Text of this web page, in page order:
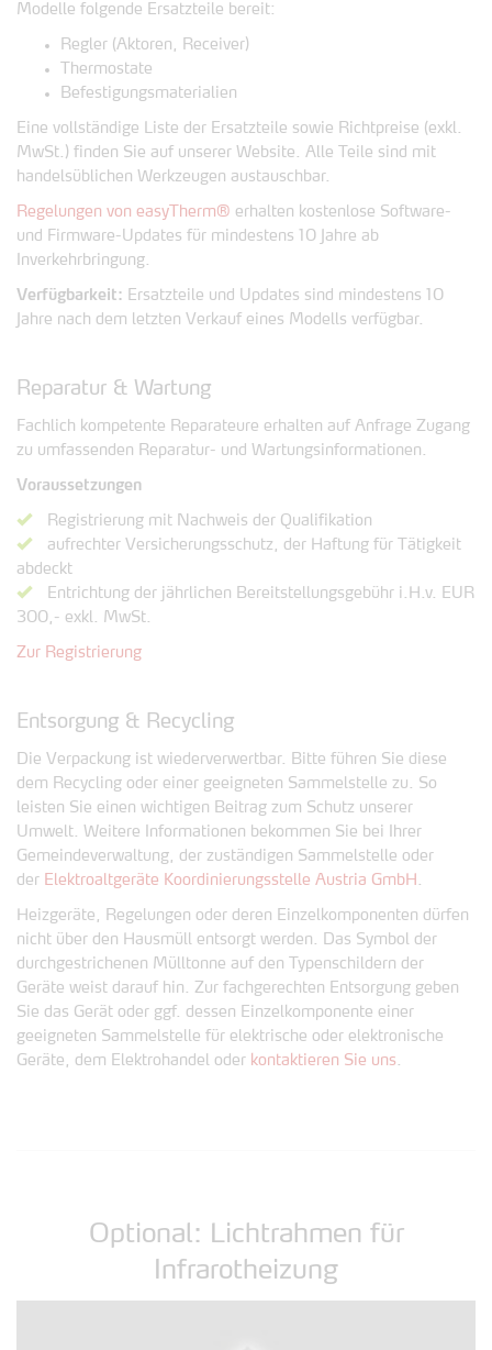
Modelle folgende Ersatzteile bereit:
Regler (Aktoren, Receiver)
Thermostate
Befestigungsmaterialien
Eine vollständige Liste der Ersatzteile sowie Richtpreise (exkl.
MwSt.) finden Sie auf unserer Website. Alle Teile sind mit
handelsüblichen Werkzeugen austauschbar.
Regelungen von easyTherm® erhalten kostenlose Software-
und Firmware-Updates für mindestens 10 Jahre ab
Inverkehrbringung.
Verfügbarkeit: Ersatzteile und Updates sind mindestens 10
Jahre nach dem letzten Verkauf eines Modells verfügbar.
Reparatur & Wartung
Fachlich kompetente Reparateure erhalten auf Anfrage Zugang
zu umfassenden Reparatur- und Wartungsinformationen.
Voraussetzungen
Registrierung mit Nachweis der Qualifikation
aufrechter Versicherungsschutz, der Haftung für Tätigkeit
abdeckt
Entrichtung der jährlichen Bereitstellungsgebühr i.H.v. EUR
300,- exkl. MwSt.
Zur Registrierung
Entsorgung & Recycling
Die Verpackung ist wiederverwertbar. Bitte führen Sie diese
dem Recycling oder einer geeigneten Sammelstelle zu. So
leisten Sie einen wichtigen Beitrag zum Schutz unserer
Umwelt. Weitere Informationen bekommen Sie bei Ihrer
Gemeindeverwaltung, der zuständigen Sammelstelle oder
der Elektroaltgeräte Koordinierungsstelle Austria GmbH
Heizgeräte, Regelungen oder deren Einzelkomponenten dürfen
nicht über den Hausmüll entsorgt werden. Das Symbol der
durchgestrichenen Mülltonne auf den Typenschildern der
Geräte weist darauf hin. Zur fachgerechten Entsorgung geben
Sie das Gerät oder ggf. dessen Einzelkomponente einer
geeigneten Sammelstelle für elektrische oder elektronische
Geräte, dem Elektrohandel oder kontaktieren Sie uns
Optional: Lichtrahmen für
Infrarotheizung